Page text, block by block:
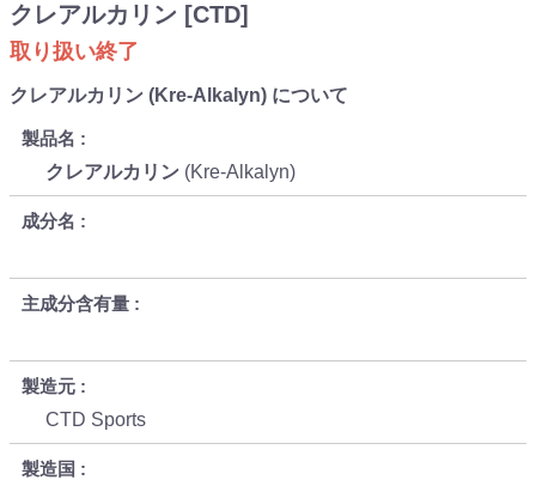
クレアルカリン [CTD]
取り扱い終了
クレアルカリン (Kre-Alkalyn) について
製品名
クレアルカリン (Kre-Alkalyn)
成分名
主成分含有量
製造元
CTD Sports
製造国